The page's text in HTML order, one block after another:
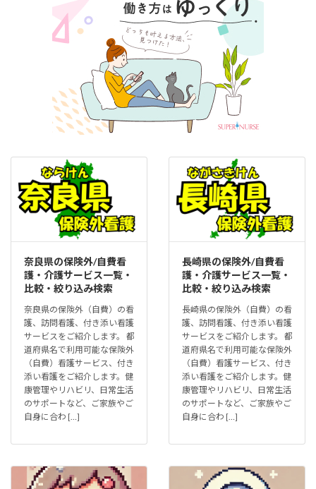
奈良県の保険外/自費看
護・介護サービス一覧・
比較・絞り込み検索
奈良県の保険外（自費）の看
護、訪問看護、付き添い看護
サービスをご紹介します。 都
道府県名で利用可能な保険外
（自費）看護サービス、付き
添い看護をご紹介します。健
康管理やリハビリ、日常生活
のサポートなど、ご家族やご
自身に合わ […]
長崎県の保険外/自費看
護・介護サービス一覧・
比較・絞り込み検索
長崎県の保険外（自費）の看
護、訪問看護、付き添い看護
サービスをご紹介します。 都
道府県名で利用可能な保険外
（自費）看護サービス、付き
添い看護をご紹介します。健
康管理やリハビリ、日常生活
のサポートなど、ご家族やご
自身に合わ […]